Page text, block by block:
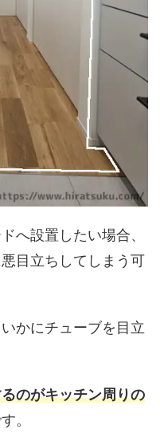
へ設置したい場合、
目立ちしてしまう可
かにチューブを目立
のがキッチン周りの
。